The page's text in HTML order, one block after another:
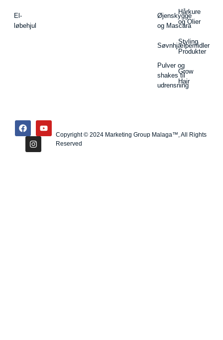
El-
løbehjul
Øjenskygge
og Mascara
Søvnhjælpemidler
Pulver og
shakes til
udrensning
Hårkure
og Olier
Styling
Produkter
Grow
Hair
Copyright © 2024 Marketing Group Malaga™, All Rights
Reserved